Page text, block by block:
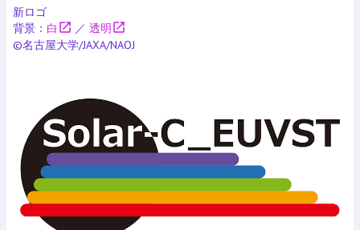
新ロゴ
背景： 白 open_in_new ／ 透明open_in_new
©名古屋大学/JAXA/NAOJ